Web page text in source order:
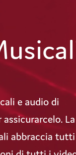
e audio di
La
abbraccia